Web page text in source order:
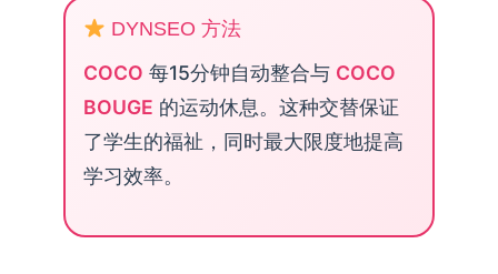
DYNSEO 方法
COCO 每15分钟自动整合与 COCO
BOUGE 的运动休息。这种交替保证
了学生的福祉，同时最大限度地提高
学习效率。